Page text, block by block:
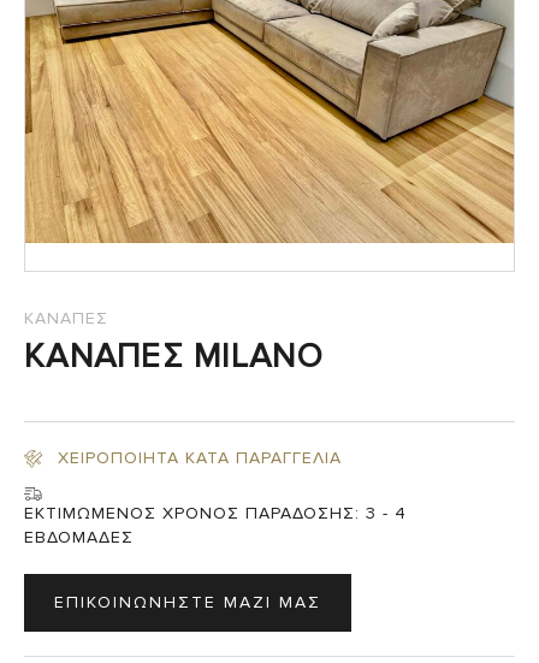
ΚΑΝΑΠΕΣ
ΚΑΝΑΠΕΣ MILANO
ΧΕΙΡΟΠΟΙΗΤΑ ΚΑΤΑ ΠΑΡΑΓΓΕΛΙΑ
ΕΚΤΙΜΩΜΕΝΟΣ ΧΡΟΝΟΣ ΠΑΡΑΔΟΣΗΣ: 3 - 4
ΕΒΔΟΜΑΔΕΣ
ΕΠΙΚΟΙΝΩΝΗΣΤΕ ΜΑΖΙ ΜΑΣ